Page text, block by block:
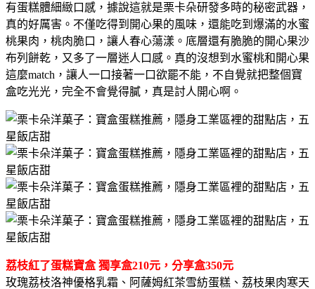
有蛋糕體細緻口感，據說這就是栗卡朵研發多時的秘密武器，
真的好厲害。不僅吃得到開心果的風味，還能吃到爆滿的水蜜
桃果肉，桃肉脆口，讓人春心蕩漾。底層還有脆脆的開心果沙
布列餅乾，又多了一層迷人口感。真的沒想到水蜜桃和開心果
這麼match，讓人一口接著一口欲罷不能，不自覺就把整個寶
盒吃光光，完全不會覺得膩，真是討人開心啊。
荔枝紅了蛋糕寶盒 獨享盒210元，分享盒350元
玫瑰荔枝洛神優格乳霜、阿薩姆紅茶雪紡蛋糕、荔枝果肉寒天